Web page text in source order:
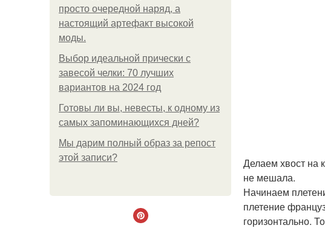
просто очередной наряд, а
настоящий артефакт высокой
моды.
Выбор идеальной прически с
завесой челки: 70 лучших
вариантов на 2024 год
Готовы ли вы, невесты, к одному из
самых запоминающихся дней?
Мы дарим полный образ за репост
этой записи?
Делаем хвост на
не мешала.
Начинаем
плетение
горизонтально.